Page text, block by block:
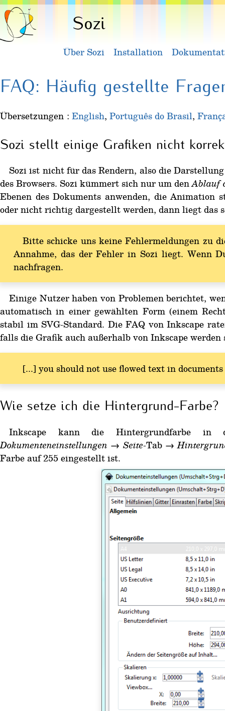
Sozi
Über Sozi Installation
FAQ: Häufig gestellte
Übersetzungen : English, Português do Brasil,
Sozi stellt einige Grafiken nicht
Sozi ist nicht für das Rendern, also die
des Browsers. Sozi kümmert sich nur um denAblauf
Ebenen des Dokuments anwenden, die
oder nicht richtig dargestellt werden, dann liegt das
Bitte schicke uns keine Fehlermeldungen zu
Annahme, das der Fehler in Sozi liegt.
nachfragen.
Einige Nutzer haben von Problemen berichtet,
automatisch in einer gewählten Form (einem
stabil im SVG-Standard. Die FAQ von Inkscape
falls die Grafik auch außerhalb von Inkscape werden
[...] you should not use flowed text in
Wie setze ich die Hintergrund-Farbe?
Inkscape kann die Hintergrundfarbe
Dokumenteneinstellungen → Seite-Tab →
Farbe auf 255 eingestellt ist.